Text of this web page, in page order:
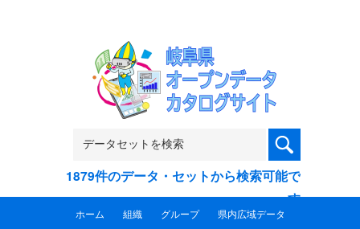
1879件のデータ・セットから検索可能で
す
ホーム 組織 グループ 県内広域データ